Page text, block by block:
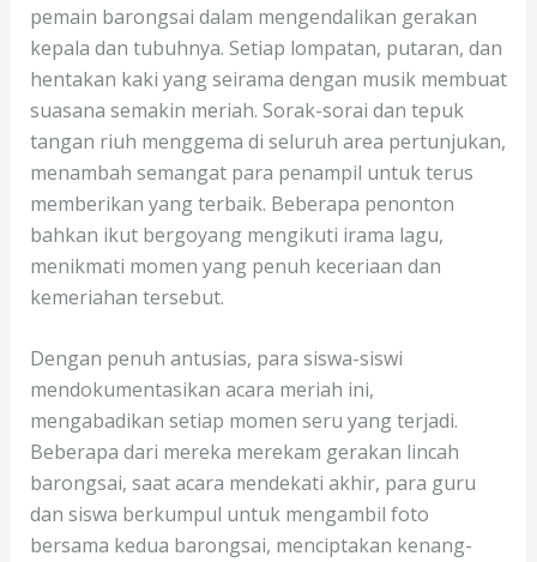
pemain barongsai dalam mengendalikan gerakan
kepala dan tubuhnya. Setiap lompatan, putaran, dan
hentakan kaki yang seirama dengan musik membuat
suasana semakin meriah. Sorak-sorai dan tepuk
tangan riuh menggema di seluruh area pertunjukan,
menambah semangat para penampil untuk terus
memberikan yang terbaik. Beberapa penonton
bahkan ikut bergoyang mengikuti irama lagu,
menikmati momen yang penuh keceriaan dan
kemeriahan tersebut.
Dengan penuh antusias, para siswa-siswi
mendokumentasikan acara meriah ini,
mengabadikan setiap momen seru yang terjadi.
Beberapa dari mereka merekam gerakan lincah
barongsai, saat acara mendekati akhir, para guru
dan siswa berkumpul untuk mengambil foto
bersama kedua barongsai, menciptakan kenang-